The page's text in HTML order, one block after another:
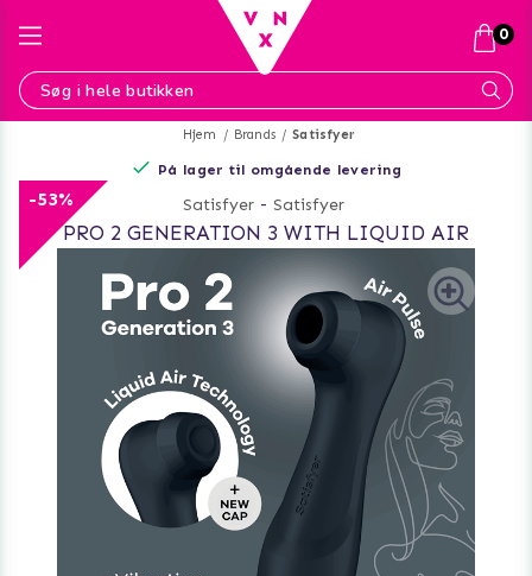
Hjem Brands Satisfyer
På lager til omgående levering
-53% Satisfyer - Satisfyer
PRO 2 GENERATION 3 WITH LIQUID AIR
0